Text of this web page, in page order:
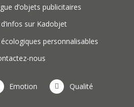
d’objets publicitaires
sur Kadobjet
personnalisables
nous
Emotion Qualité